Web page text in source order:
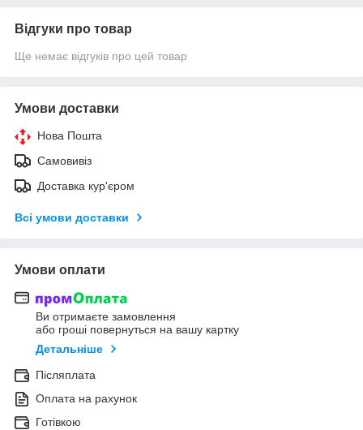
Відгуки про товар
Ще немає відгуків про цей товар
Умови доставки
Нова Пошта
Самовивіз
Доставка кур'єром
Всі умови доставки
Умови оплати
Ви отримаєте замовлення
або гроші повернуться на вашу картку
Детальніше
Післяплата
Оплата на рахунок
Готівкою